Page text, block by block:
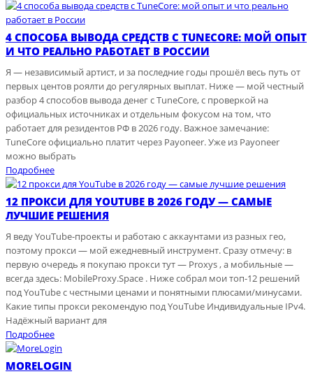
4 СПОСОБА ВЫВОДА СРЕДСТВ С TUNECORE: МОЙ ОПЫТ
И ЧТО РЕАЛЬНО РАБОТАЕТ В РОССИИ
Я — независимый артист, и за последние годы прошёл весь путь от
первых центов роялти до регулярных выплат. Ниже — мой честный
разбор 4 способов вывода денег с TuneCore, с проверкой на
официальных источниках и отдельным фокусом на том, что
работает для резидентов РФ в 2026 году. Важное замечание:
TuneCore официально платит через Payoneer. Уже из Payoneer
можно выбрать
Подробнее
12 ПРОКСИ ДЛЯ YOUTUBE В 2026 ГОДУ — САМЫЕ
ЛУЧШИЕ РЕШЕНИЯ
Я веду YouTube-проекты и работаю с аккаунтами из разных гео,
поэтому прокси — мой ежедневный инструмент. Сразу отмечу: в
первую очередь я покупаю прокси тут — Proxys , а мобильные —
всегда здесь: MobileProxy.Space . Ниже собрал мои топ-12 решений
под YouTube с честными ценами и понятными плюсами/минусами.
Какие типы прокси рекомендую под YouTube Индивидуальные IPv4.
Надёжный вариант для
Подробнее
MORELOGIN